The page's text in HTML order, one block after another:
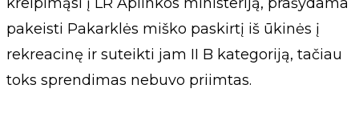
pakeisti Pakarklės miško paskirtį iš ūkinės į
rekreacinę ir suteikti jam II B kategoriją, tačiau
toks sprendimas nebuvo priimtas.